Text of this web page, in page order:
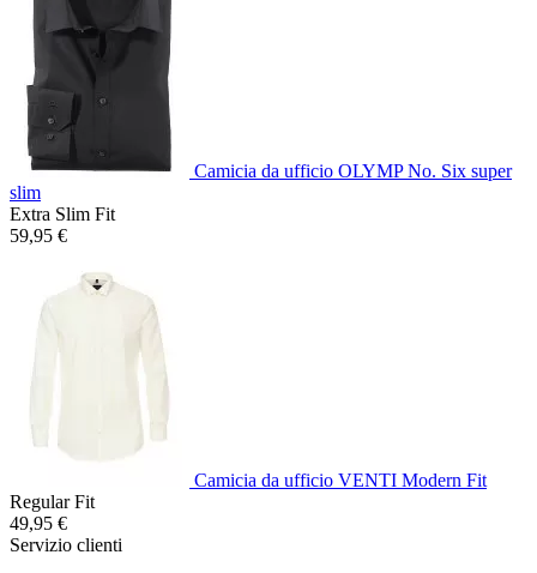
Camicia da ufficio OLYMP No. Six super
slim
Extra Slim Fit
59,95 €
Camicia da ufficio VENTI Modern Fit
Regular Fit
49,95 €
Servizio clienti